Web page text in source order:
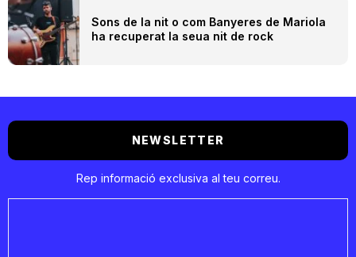
Sons de la nit o com Banyeres de Mariola
ha recuperat la seua nit de rock
NEWSLETTER
Rep informació exclusiva al teu correu.